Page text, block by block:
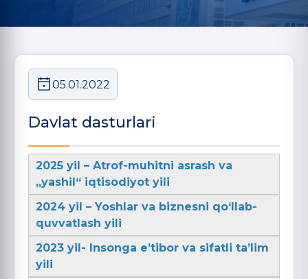
05.01.2022
Davlat dasturlari
2025 yil – Atrof-muhitni asrash va
„yashil“ iqtisodiyot yili
2024 yil – Yoshlar va biznesni qo‘llab-
quvvatlash yili
2023 yil- Insonga e’tibor va sifatli ta’lim
yili